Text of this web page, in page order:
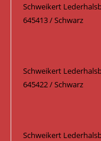
Schweikert
645413 / Schwarz
Schweikert
645422 / Schwarz
Schweikert